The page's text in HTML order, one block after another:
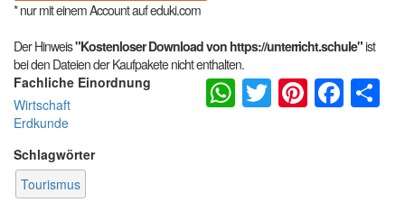
* nur mit einem Account auf eduki.com
Der Hinweis"Kostenloser Download von https://unterricht.schule"ist
bei den Dateien der Kaufpakete nicht enthalten.
Fachliche Einordnung
Wirtschaft
Erdkunde
Schlagwörter
Tourismus
WhatsApp
Twitter